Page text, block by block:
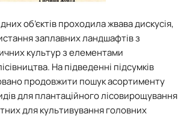
об’єктів проходила жвава дискусія,
заплавних ландшафтів з
культур з елементами
На підведенні підсумків
продовжити пошук асортименту
для плантаційного лісовирощування
для культивування головних